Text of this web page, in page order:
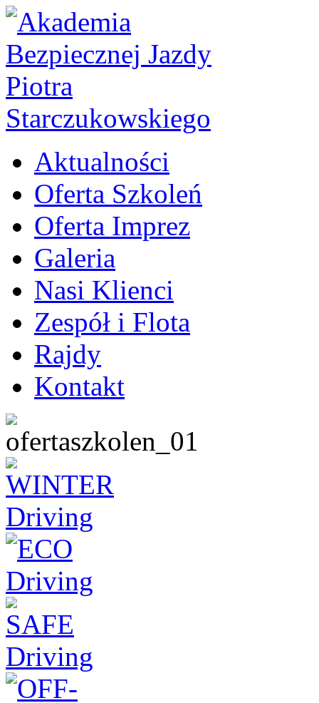
Aktualności
Oferta Szkoleń
Oferta Imprez
Galeria
Nasi Klienci
Zespół i Flota
Rajdy
Kontakt